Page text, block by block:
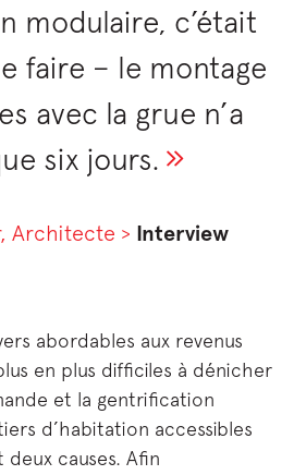
modulaire, c’était
faire – le montage
avec la grue n’a
six jours.
Architecte > Interview
abordables aux revenus
en plus difficiles à dénicher
et la gentrification
d’habitation accessibles
deux causes. Afin